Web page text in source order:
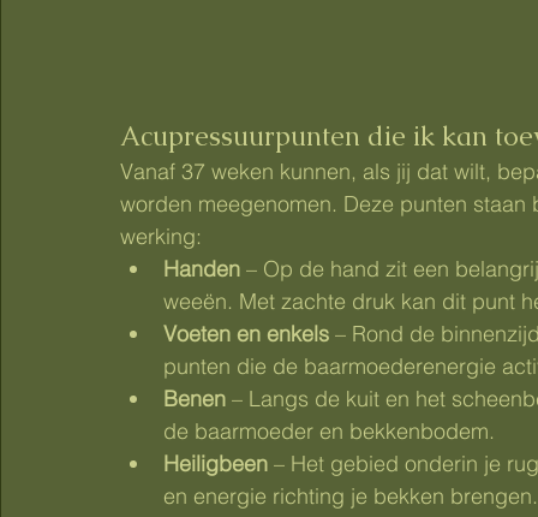
Acupressuurpunten die ik kan
Vanaf 37 weken kunnen, als jij dat wilt,
worden meegenomen. Deze punten
werking:
Handen – Op de hand zit een
weeën. Met zachte druk kan dit punt
Voeten en enkels – Rond de
punten die de baarmoederenergie
Benen – Langs de kuit en het
de baarmoeder en bekkenbodem.
Heiligbeen – Het gebied onderin je
en energie richting je bekken brengen.